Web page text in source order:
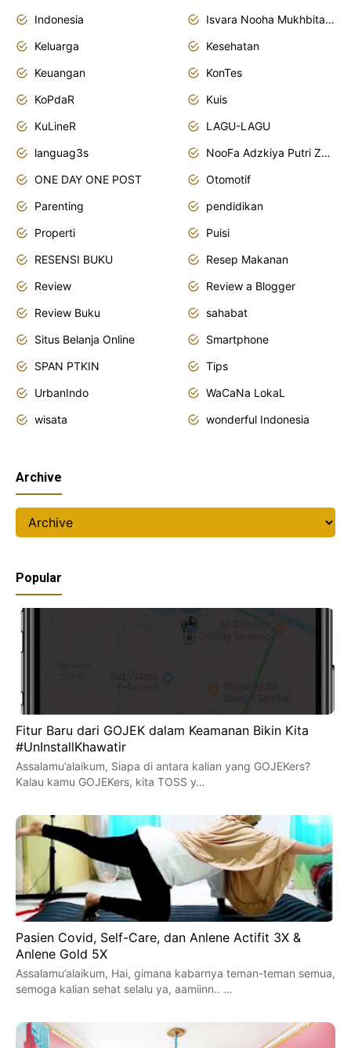
Indonesia
Isvara Nooha Mukhbita Zain
Keluarga
Kesehatan
Keuangan
KonTes
KoPdaR
Kuis
KuLineR
LAGU-LAGU
languag3s
NooFa Adzkiya Putri Zain
ONE DAY ONE POST
Otomotif
Parenting
pendidikan
Properti
Puisi
RESENSI BUKU
Resep Makanan
Review
Review a Blogger
Review Buku
sahabat
Situs Belanja Online
Smartphone
SPAN PTKIN
Tips
UrbanIndo
WaCaNa LokaL
wisata
wonderful Indonesia
Archive
Popular
Fitur Baru dari GOJEK dalam Keamanan Bikin Kita
#UnInstallKhawatir
Assalamu’alaikum, Siapa di antara kalian yang GOJEKers?
Kalau kamu GOJEKers, kita TOSS y…
Pasien Covid, Self-Care, dan Anlene Actifit 3X &
Anlene Gold 5X
Assalamu’alaikum, Hai, gimana kabarnya teman-teman semua,
semoga kalian sehat selalu ya, aamiinn.. …